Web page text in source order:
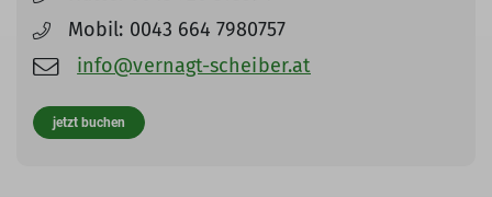
Mobil: 0043 664 7980757
info@vernagt-scheiber.at
jetzt buchen